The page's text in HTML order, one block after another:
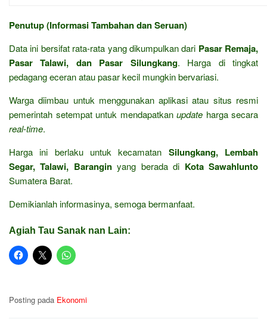
Penutup (Informasi Tambahan dan Seruan)
Data ini bersifat rata-rata yang dikumpulkan dari Pasar Remaja,
Pasar Talawi, dan Pasar Silungkang. Harga di tingkat
pedagang eceran atau pasar kecil mungkin bervariasi.
Warga diimbau untuk menggunakan aplikasi atau situs resmi
pemerintah setempat untuk mendapatkan update harga secara
real-time.
Harga ini berlaku untuk kecamatan Silungkang, Lembah
Segar, Talawi, Baranginyang berada di Kota Sawahlunto
Sumatera Barat.
Demikianlah informasinya, semoga bermanfaat.
Agiah Tau Sanak nan Lain:
Posting pada Ekonomi